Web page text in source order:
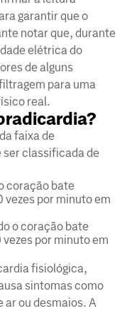
garantir que o
notar que, durante
elétrica do
de alguns
para uma
real.
faixa de
ser classificada de
coração bate
por minuto em
o coração bate
por minuto em
fisiológica,
sintomas como
ou desmaios. A